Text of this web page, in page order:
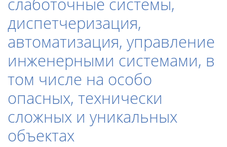
диспетчеризация,
автоматизация, управление
инженерными системами, в
том числе на особо
опасных, технически
сложных и уникальных
объектах